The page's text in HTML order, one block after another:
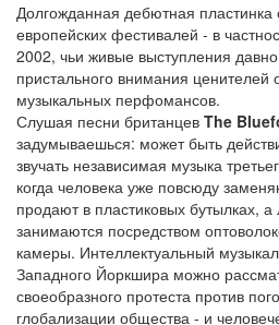
Долгожданная дебютная пластинка
европейских фестивалей - в
2002, чьи живые выступления
пристального внимания ценителей
музыкальных перфомансов.
Слушая песни британцев The
задумываешься: может быть
звучать независимая музыка
когда человека уже повсюду
продают в пластиковых бутылках,
занимаются посредством
камеры. Интеллектуальный
Западного Йоркшира можно
своеобразного протеста против
глобализации общества - и